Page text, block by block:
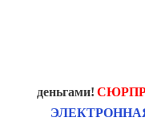
деньгами!